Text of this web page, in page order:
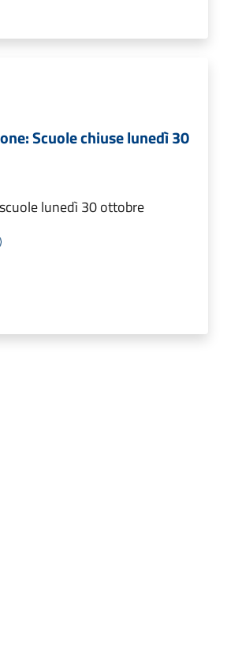
Scuole chiuse lunedì 30
lunedì 30 ottobre